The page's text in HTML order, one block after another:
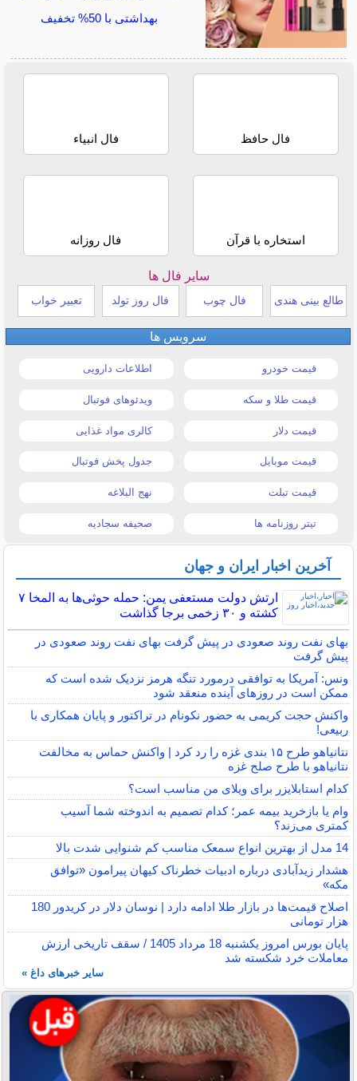
بهداشتی با 50% تخفیف
فال حافظ فال انبیاء
استخاره با قرآن فال روزانه
سایر فال ها
طالع بینی هندی فال چوب فال روز تولد تعبیر خواب
سرویس ها
قیمت خودرو اطلاعات دارویی
قیمت طلا و سکه ویدئوهای فوتبال
قیمت دلار کالری مواد غذایی
قیمت موبایل جدول پخش فوتبال
قیمت تبلت نهج البلاغه
تیتر روزنامه ها صحیفه سجادیه
آخرین اخبار ایران و جهان
ارتش دولت مستعفی یمن: حمله حوثی‌ها به المخا ۷
کشته و ۳۰ زخمی برجا گذاشت
بهای نفت روند صعودی در پیش گرفت بهای نفت روند صعودی در
پیش گرفت
ونس: آمریکا به توافقی درمورد تنگه هرمز نزدیک شده است که
ممکن است در روزهای آینده منعقد شود
واکنش حجت کریمی به حضور نکونام در تراکتور و پایان همکاری با
ربیعی!
نتانیاهو طرح ۱۵ بندی غزه را رد کرد | واکنش حماس به مخالفت
نتانیاهو با طرح صلح غزه
کدام استابلایزر برای ویلای من مناسب است؟
وام یا بازخرید بیمه عمر؛ کدام تصمیم به اندوخته شما آسیب
کمتری می‌زند؟
14 مدل از بهترین انواع سمعک مناسب کم شنوایی شدت بالا
هشدار زیدآبادی درباره ادبیات خطرناک کیهان پیرامون «توافق
مکه»
اصلاح قیمت‌ها در بازار طلا ادامه دارد | نوسان دلار در کریدور 180
هزار تومانی
پایان بورس امروز یکشنبه 18 مرداد 1405 / سقف تاریخی ارزش
معاملات خرد شکسته شد
سایر خبرهای داغ »